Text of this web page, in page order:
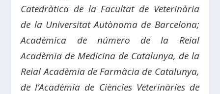
Catedràtica de la Facultat de Veterinària
de la Universitat Autònoma de Barcelona;
Acadèmica de número de la Reial
Acadèmia de Medicina de Catalunya, de la
Reial Acadèmia de Farmàcia de Catalunya,
de l’Acadèmia de Ciències Veterinàries de